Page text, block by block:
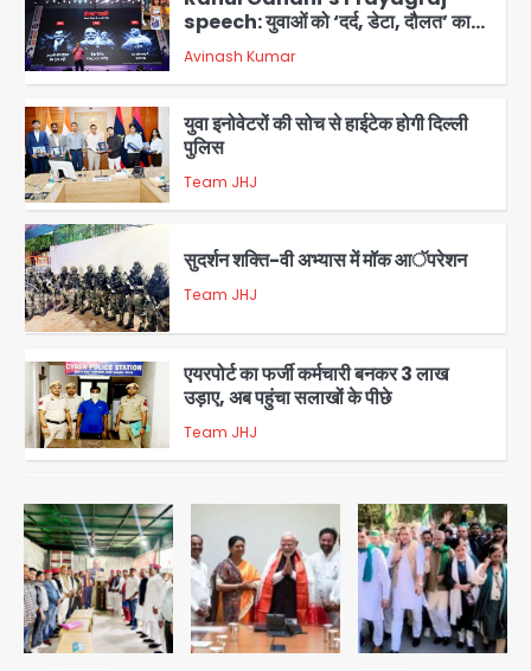
2
speech: युवाओं को ‘दर्द, डेटा, दौलत’ का
संदेश, बीजेपी का वार
Avinash Kumar
3
युवा इनोवेटरों की सोच से हाईटेक होगी दिल्ली
पुलिस
Team JHJ
4
सुदर्शन शक्ति-वी अभ्यास में मॉक आॅपरेशन
Team JHJ
5
एयरपोर्ट का फर्जी कर्मचारी बनकर 3 लाख
उड़ाए, अब पहुंचा सलाखों के पीछे
Team JHJ
1
Noida Sector-49: सेक्टर-49 में 18
साल की मेड ने की खुदकुशी, शरीर पर नहीं मिली
कोई बाहरी
Avinash Kumar
Rahul Gandhi’s Prayagraj
speech: युवाओं को ‘दर्द, डेटा, दौलत’ का